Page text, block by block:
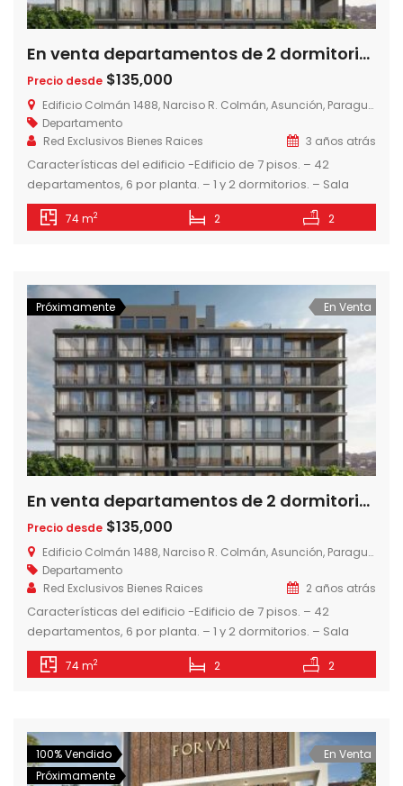
En venta departamentos de 2 dormitorios, Edificio Colman, a dos cuadras del Shopping del Sol, Las Lomas, Asuncion – Paraguay
Precio desde $135,000
Edificio Colmán 1488, Narciso R. Colmán, Asunción, Paraguay
Departamento
Red Exclusivos Bienes Raices
3 años atrás
Características del edificio -Edificio de 7 pisos. – 42
departamentos, 6 por planta. – 1 y 2 dormitorios. – Sala
Gourmet Climatizada – Seguridad 24hs. – Circuito cerrado.
– Piscina tipo lounge Todos los departamentos cuentan
dormitorios. […]
74 m2 2 2
Próximamente En Venta
En venta departamentos de 2 dormitorios, Edificio Colman, a dos cuadras del Shopping del Sol, Las Lomas, Asuncion – Paraguay
Precio desde $135,000
Edificio Colmán 1488, Narciso R. Colmán, Asunción, Paraguay
Departamento
Red Exclusivos Bienes Raices
2 años atrás
Características del edificio -Edificio de 7 pisos. – 42
departamentos, 6 por planta. – 1 y 2 dormitorios. – Sala
Gourmet Climatizada – Seguridad 24hs. – Circuito cerrado.
– Piscina tipo lounge Todos los departamentos cuentan
dormitorios. […]
74 m2 2 2
100% Vendido
Próximamente
En Venta